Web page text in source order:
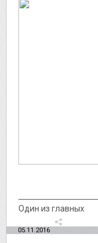
Один из главных
05.11.2016